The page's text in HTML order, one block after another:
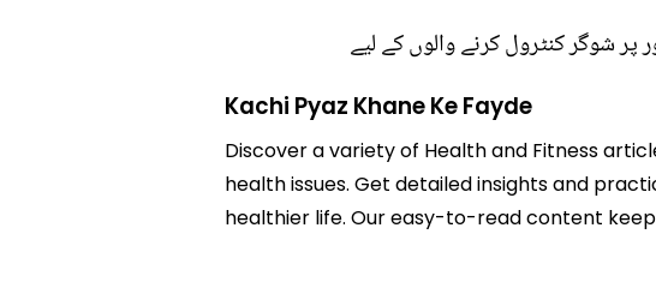
شوگر کنٹرول کرنے والوں کے لیے
Kachi Pyaz Khane Ke Fayde
Discover a variety of Health and Fitness
health issues. Get detailed insights and
healthier life. Our easy-to-read content